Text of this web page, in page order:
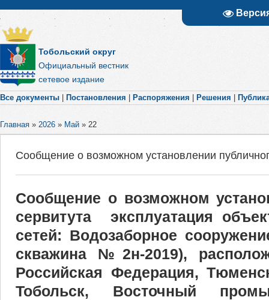
Тобольский округ
Официальный вестник
сетевое издание
Все документы Постановления Распоряжения Решения
Главная » 2026 » Май » 22
Сообщение о возможном установлении
Сообщение о возможном
сервитута эксплуатация
сетей: Водозаборное
скважина №2н-2019),
Российская Федерация,
Тобольск, Восточный